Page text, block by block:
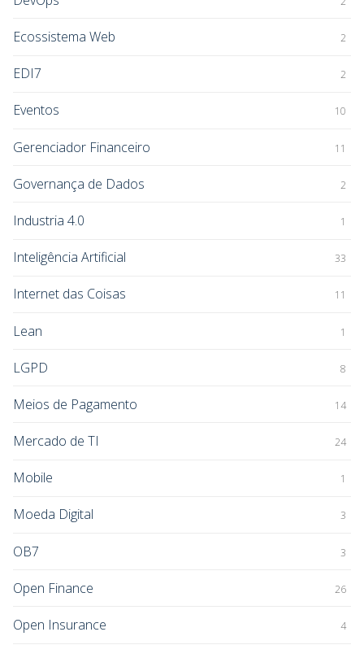
Ecossistema Web 2
EDI7 2
Eventos 10
Gerenciador Financeiro 11
Governança de Dados 2
Industria 4.0 1
Inteligência Artificial 33
Internet das Coisas 11
Lean 1
LGPD 8
Meios de Pagamento 14
Mercado de TI 24
Mobile 1
Moeda Digital 3
OB7 3
Open Finance 26
Open Insurance 4